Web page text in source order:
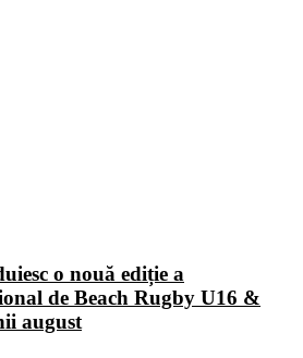
o nouă ediție a
de Beach Rugby U16 &
august